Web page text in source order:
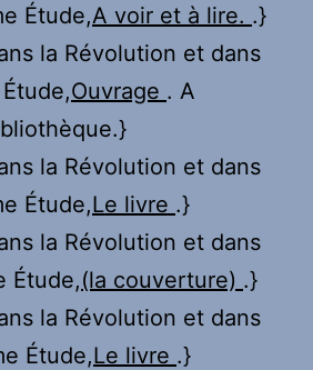
Étude,A voir et à lire. .}
la Révolution et dans
Ouvrage . A
la Révolution et dans
Étude,Le livre .}
la Révolution et dans
Étude,(la couverture) .}
la Révolution et dans
Étude,Le livre .}